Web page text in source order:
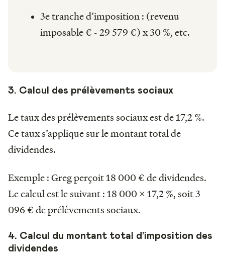
3e tranche d’imposition : (revenu
imposable € - 29 579 €) x 30 %, etc.
3. Calcul des prélèvements sociaux
Le taux des prélèvements sociaux est de 17,2 %.
Ce taux s’applique sur le montant total de
dividendes.
Exemple : Greg perçoit 18 000 € de dividendes.
Le calcul est le suivant : 18 000 x 17,2 %, soit 3
096 € de prélèvements sociaux.
4. Calcul du montant total d’imposition des
dividendes